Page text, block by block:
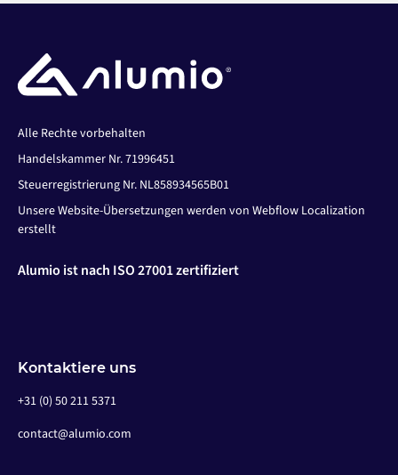
Alle Rechte vorbehalten
Handelskammer Nr. 71996451
Steuerregistrierung Nr. NL858934565B01
Unsere Website-Übersetzungen werden von Webflow Localization
erstellt
Alumio ist nach ISO 27001 zertifiziert
Kontaktiere uns
+31 (0) 50 211 5371
contact@alumio.com